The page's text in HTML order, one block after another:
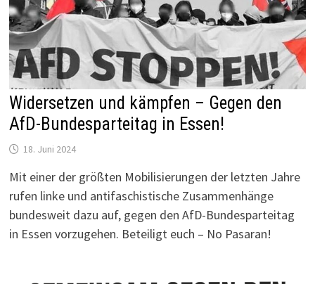
Widersetzen und kämpfen – Gegen den
AfD-Bundesparteitag in Essen!
18. Juni 2024
Mit einer der größten Mobilisierungen der letzten Jahre
rufen linke und antifaschistische Zusammenhänge
bundesweit dazu auf, gegen den AfD-Bundesparteitag
in Essen vorzugehen. Beteiligt euch – No Pasaran!